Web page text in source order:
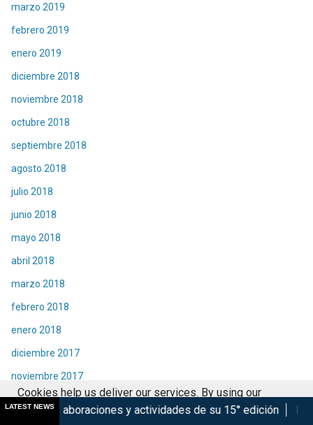
marzo 2019
febrero 2019
enero 2019
diciembre 2018
noviembre 2018
octubre 2018
septiembre 2018
agosto 2018
julio 2018
junio 2018
mayo 2018
abril 2018
marzo 2018
febrero 2018
enero 2018
diciembre 2017
noviembre 2017
octubre 2017
LATEST NEWSy actividades de su 15° edición Marsupilami: Caos
Cookies help us deliver our services. By using our
services, you agree to our use of cookies.
Got it